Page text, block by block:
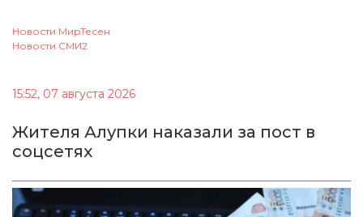
Новости МирТесен
Новости СМИ2
15:52, 07 августа 2026
Жителя Алупки наказали за пост в
соцсетях